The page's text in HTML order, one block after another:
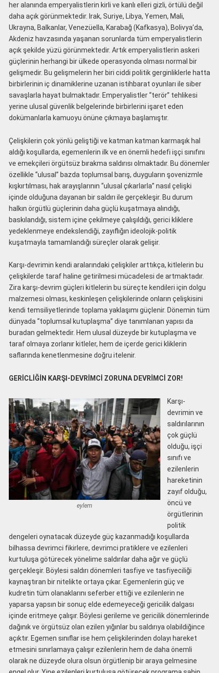
her alanında emperyalistlerin kirli ve kanlı elleri gizli, örtülü değil
daha açık görünmektedir. Irak, Suriye, Libya, Yemen, Mali,
Ukrayna, Balkanlar, Venezüella, Karabağ (Kafkasya), Bolivya’da,
Akdeniz havzasında yaşanan sorunlarda tüm emperyalistlerin
açık şekilde yüzü görünmektedir. Artık emperyalistlerin askeri
güçlerinin herhangi bir ülkede operasyonda olması normal bir
gelişmedir. Bu gelişmelerin her biri ciddi politik gerginliklerle hatta
birbirlerinin iç dinamiklerine uzanan istihbarat oyunları ile siber
savaşlarla hayat bulmaktadır. Emperyalistler “terör” tehlikesi
yerine ulusal güvenlik belgelerinde birbirlerini işaret eden
dokümanlarla kamuoyu önüne çıkmaya başlamıştır.
Çelişkilerin çok yönlü geliştiği ve katman katman karmaşık hal
aldığı koşullarda, egemenlerin ilk ve en önemli hedefi işçi sınıfını
ve emekçileri örgütsüz bırakma saldırısı olmaktadır. Bu dönemler
özellikle “ulusal” bazda toplumsal barış, duyguların şovenizmle
kışkırtılması, hak arayışlarının “ulusal çıkarlarla” nasıl çelişki
içinde olduğuna dayanan bir saldırı ile gerçekleşir. Bu durum
halkın örgütlü güçlerinin daha güçlü kuşatmaya alındığı,
baskılandığı, sistem içine çekilmeye çalışıldığı, gerici kliklere
yedeklenmeye endekslendiği, zayıflığın ideolojik-politik
kuşatmayla tamamlandığı süreçler olarak gelişir.
Karşı-devrimin kendi aralarındaki çelişkiler arttıkça, kitlelerin bu
çelişkilerde taraf haline getirilmesi mücadelesi de artmaktadır.
Zira karşı-devrim güçleri kitlelerin bu süreçte kendileri için dolgu
malzemesi olması, keskinleşen çelişkilerinde onların çelişkisini
kendi temsiliyetlerinde toplama yaklaşımı güçlenir. Dönemin tüm
dünyada “toplumsal kutuplaşma” diye tanımlanan yapısı da
buradan gelmektedir. Hem ulusal düzeyde bir kutuplaşma ve
taraf olmaya zorlanır kitleler, hem de içerde gerici kliklerin
saflarında kenetlenmesine doğru itelenir.
GERİCLİĞİN KARŞI-DEVRİMCİ ZORUNA DEVRİMCİ ZOR!
eylem
Karşı-
devrimin ve
saldırılarının
çok güçlü
olduğu, işçi
sınıfı ve
ezilenlerin
hareketinin
zayıf olduğu,
öncü ve
örgütlerinin
politik
dengeleri oynatacak düzeyde güç kazanmadığı koşullarda
bilhassa devrimci fikirlere, devrimci pratiklere ve ezilenleri
kurtuluşa götürecek yönelime saldırılar daha ağır ve güçlü
gerçekleşir. Böylesi saldırı dönemleri tasfiye ve tasfiyeciliği
kaynaştıran bir nitelikte ortaya çıkar. Egemenlerin güç ve
kudretin tüm olanaklarını seferber ettiği ve ezilenlerin ne
yaparsa yapsın bir sonuç elde edemeyeceği gericilik dalgası
içinde eritmeye çalışır. Böylesi gerileme ve gericilik dönemlerinde
dağınık ve örgütsüz olan ezilen yığınlar bu saldırıya olabildiğince
açıktır. Egemen sınıflar ise hem çelişkilerinden dolayı hareket
etmesini sınırlamaya çalışır ezilenlerin hem de daha önemli
olarak ne düzeyde olura olsun örgütlenip bir araya gelmesine